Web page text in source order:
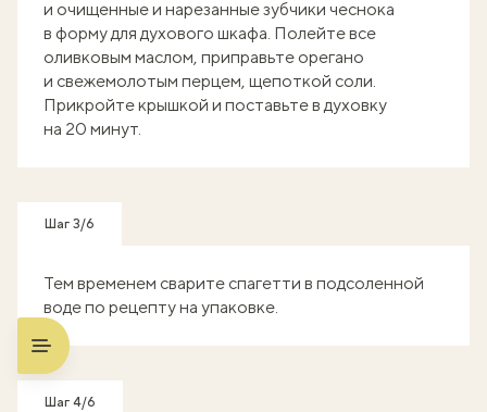
и очищенные и нарезанные зубчики чеснока
в форму для духового шкафа. Полейте все
оливковым маслом, приправьте орегано
и свежемолотым перцем, щепоткой соли.
Прикройте крышкой и поставьте в духовку
на 20 минут.
Шаг 3/6
Тем временем сварите спагетти в подсоленной
воде по рецепту на упаковке.
Шаг 4/6